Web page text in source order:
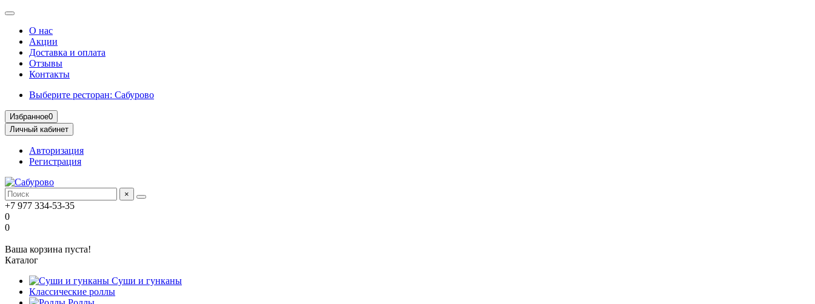
О нас
Акции
Доставка и оплата
Отзывы
Контакты
Выберите ресторан: Сабурово
Избранное0
Личный кабинет
Авторизация
Регистрация
×
+7 977 334-53-35
0
0
Ваша корзина пуста!
Каталог
Суши и гунканы
Классические роллы